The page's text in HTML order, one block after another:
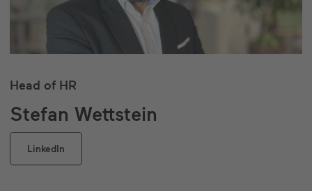
Head of HR
Stefan Wettstein
LinkedIn